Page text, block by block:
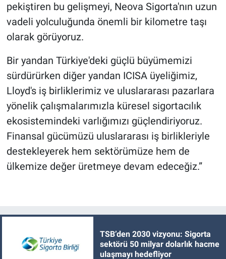
pekiştiren bu gelişmeyi, Neova Sigorta'nın uzun
vadeli yolculuğunda önemli bir kilometre taşı
olarak görüyoruz.
Bir yandan Türkiye'deki güçlü büyümemizi
sürdürürken diğer yandan ICISA üyeliğimiz,
Lloyd's iş birliklerimiz ve uluslararası pazarlara
yönelik çalışmalarımızla küresel sigortacılık
ekosistemindeki varlığımızı güçlendiriyoruz.
Finansal gücümüzü uluslararası iş birlikleriyle
destekleyerek hem sektörümüze hem de
ülkemize değer üretmeye devam edeceğiz.”
TSB’den 2030 vizyonu: Sigorta
sektörü 50 milyar dolarlık hacme
ulaşmayı hedefliyor